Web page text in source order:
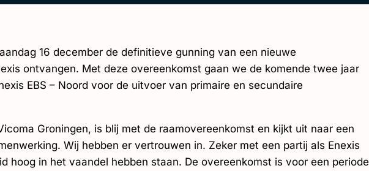
16 december de definitieve gunning van een nieuwe
ontvangen. Met deze overeenkomst gaan we de komende twee jaar
EBS – Noord voor de uitvoer van primaire en secundaire
Groningen, is blij met de raamovereenkomst en kijkt uit naar een
Wij hebben er vertrouwen in. Zeker met een partij als Enexis
hoog in het vaandel hebben staan. De overeenkomst is voor een periode